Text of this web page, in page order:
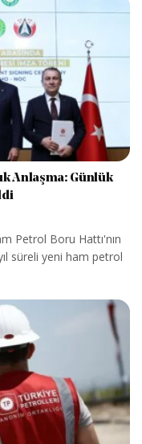
Anlaşma: Günlük
Petrol Boru Hattı'nın
süreli yeni ham petrol